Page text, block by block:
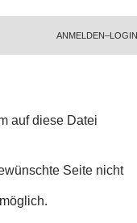
ANMELDEN–LOGIN
auf diese Datei
Seite nicht